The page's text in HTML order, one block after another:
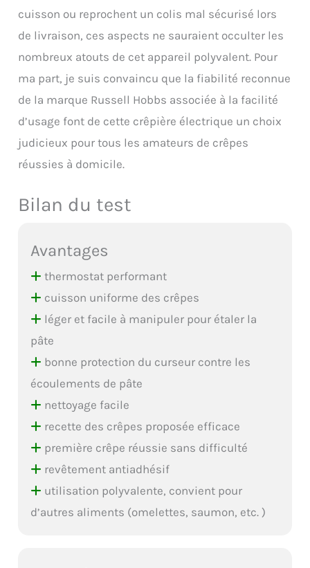
cuisson ou reprochent un colis mal sécurisé lors
de livraison, ces aspects ne sauraient occulter les
nombreux atouts de cet appareil polyvalent. Pour
ma part, je suis convaincu que la fiabilité reconnue
de la marque Russell Hobbs associée à la facilité
d’usage font de cette crêpière électrique un choix
judicieux pour tous les amateurs de crêpes
réussies à domicile.
Bilan du test
Avantages
thermostat performant
cuisson uniforme des crêpes
léger et facile à manipuler pour étaler la
pâte
bonne protection du curseur contre les
écoulements de pâte
nettoyage facile
recette des crêpes proposée efficace
première crêpe réussie sans difficulté
revêtement antiadhésif
utilisation polyvalente, convient pour
d’autres aliments (omelettes, saumon, etc. )